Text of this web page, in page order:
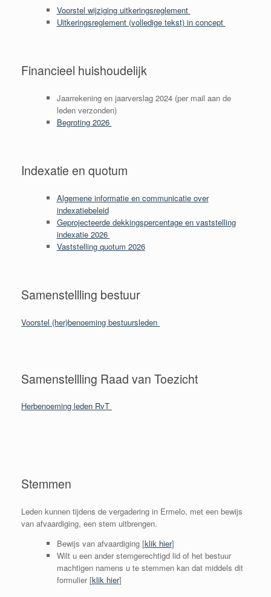
Voorstel wijziging uitkeringsreglement
Uitkeringsreglement (volledige tekst) in concept
Financieel huishoudelijk
Jaarrekening en jaarverslag 2024 (per mail aan de
leden verzonden)
Begroting 2026
Indexatie en quotum
Algemene informatie en communicatie over
indexatiebeleid
Geprojecteerde dekkingspercentage en vaststelling
indexatie 2026
Vaststelling quotum 2026
Samenstellling bestuur
Voorstel (her)benoeming bestuursleden
Samenstellling Raad van Toezicht
Herbenoeming leden RvT
Stemmen
Leden kunnen tijdens de vergadering in Ermelo, met een bewijs
van afvaardiging, een stem uitbrengen.
Bewijs van afvaardiging [klik hier]
Wilt u een ander stemgerechtigd lid of het bestuur
machtigen namens u te stemmen kan dat middels dit
formulier [klik hier]